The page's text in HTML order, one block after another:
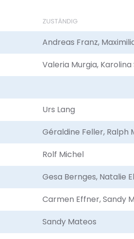
ZUSTÄNDIG
Andreas Franz,
Valeria Murgia, Karolina
Urs Lang
Géraldine Feller, Ralph
Rolf Michel
Gesa Bernges, Natalie
Carmen Effner, Sandy
Sandy Mateos